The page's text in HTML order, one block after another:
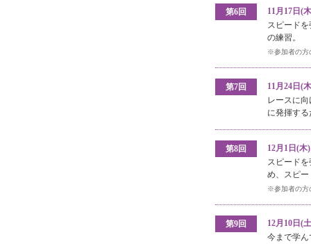
第6回
11月17日(
スピード
の練習。
※参加者の方
第7回
11月24日(
レースに
に発揮す
第8回
12月1日(
スピード
め、スピ
※参加者の方
第9回
12月10日(
今まで学